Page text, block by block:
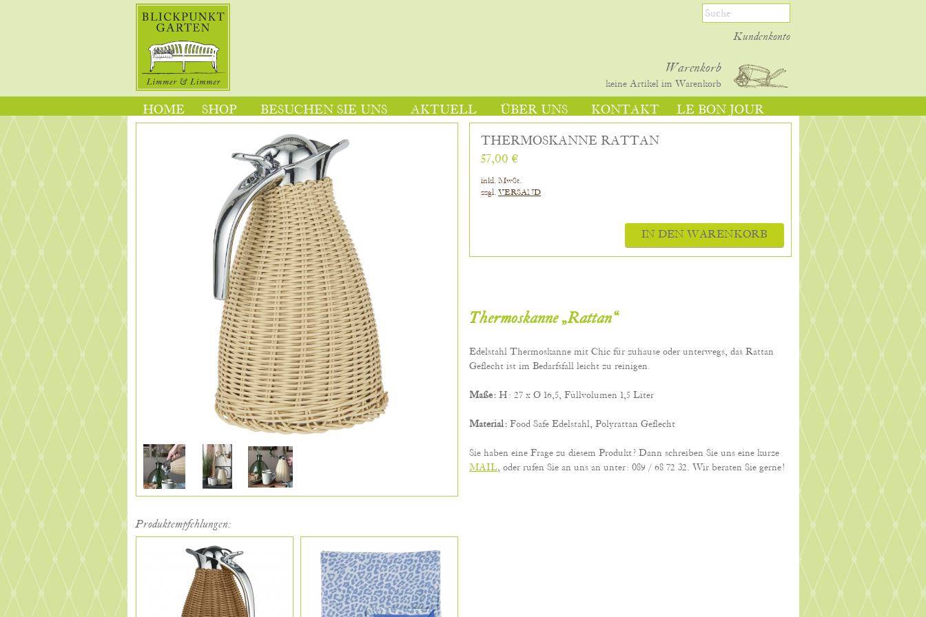
Kundenkonto
Warenkorb
keine Artikel im Warenkorb
HOME SHOP BESUCHEN SIE UNS AKTUELL ÜBER UNS KONTAKT LE BON JOUR
Produktempfehlungen:
THERMOSKANNE RATTAN
57,00 €
inkl. MwSt.
zzgl. VERSAND
IN DEN WARENKORB
Thermoskanne „Rattan“
Edelstahl Thermoskanne mit Chic für zuhause oder unterwegs, das Rattan
Geflecht ist im Bedarfsfall leicht zu reinigen.
Maße: H: 27 x Ø 16,5, Füllvolumen 1,5 Liter
Material: Food Safe Edelstahl, Polyrattan Geflecht
Sie haben eine Frage zu diesem Produkt? Dann schreiben Sie uns eine kurze
MAIL, oder rufen Sie an uns an unter: 089 / 68 72 32. Wir beraten Sie gerne!